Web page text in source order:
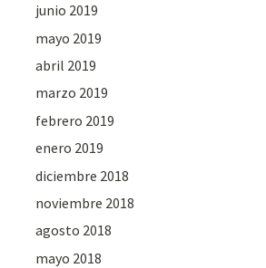
junio 2019
mayo 2019
abril 2019
marzo 2019
febrero 2019
enero 2019
diciembre 2018
noviembre 2018
agosto 2018
mayo 2018